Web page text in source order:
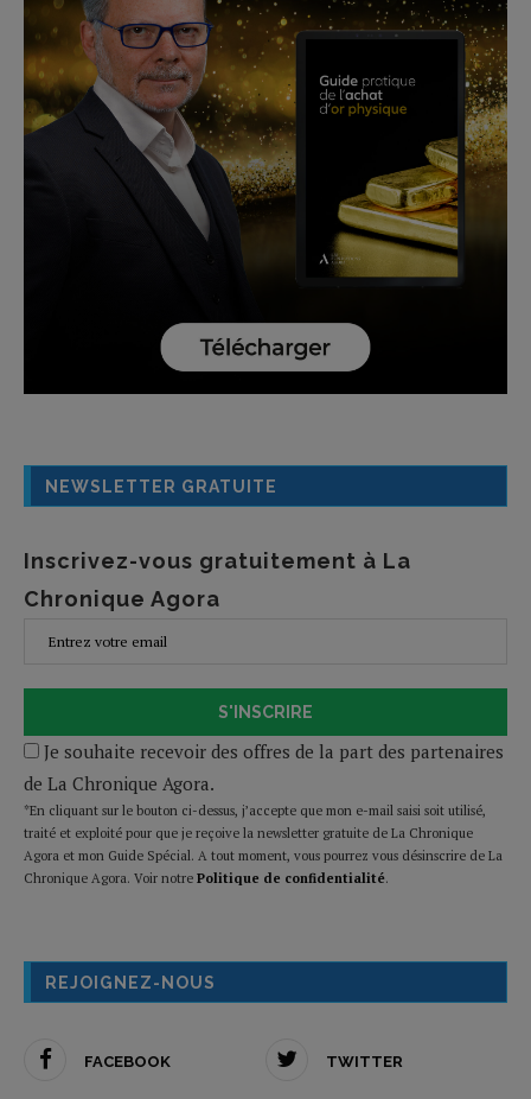
NEWSLETTER GRATUITE
Inscrivez-vous gratuitement à La
Chronique Agora
S'INSCRIRE
Je souhaite recevoir des offres de la part des partenaires
de La Chronique Agora.
*En cliquant sur le bouton ci-dessus, j’accepte que mon e-mail saisi soit utilisé,
traité et exploité pour que je reçoive la newsletter gratuite de La Chronique
Agora et mon Guide Spécial. A tout moment, vous pourrez vous désinscrire de La
Chronique Agora. Voir notre Politique de confidentialité.
REJOIGNEZ-NOUS
FACEBOOK TWITTER